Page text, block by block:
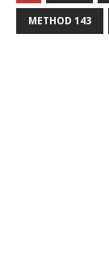
METHOD 143